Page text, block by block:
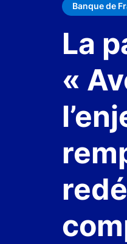
Banque de
La
«